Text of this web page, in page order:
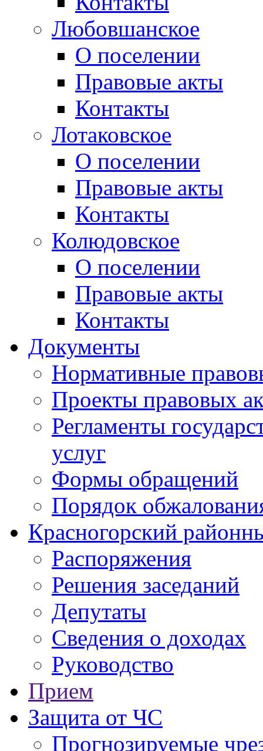
Любовшанское
О поселении
Правовые акты
Контакты
Лотаковское
О поселении
Правовые акты
Контакты
Колюдовское
О поселении
Правовые акты
Контакты
Документы
Нормативные
Проекты правовых
Регламенты
услуг
Формы обращений
Порядок
Красногорский
Распоряжения
Решения заседаний
Депутаты
Сведения о доходах
Руководство
Прием
Защита от ЧС
Прогнозируемые